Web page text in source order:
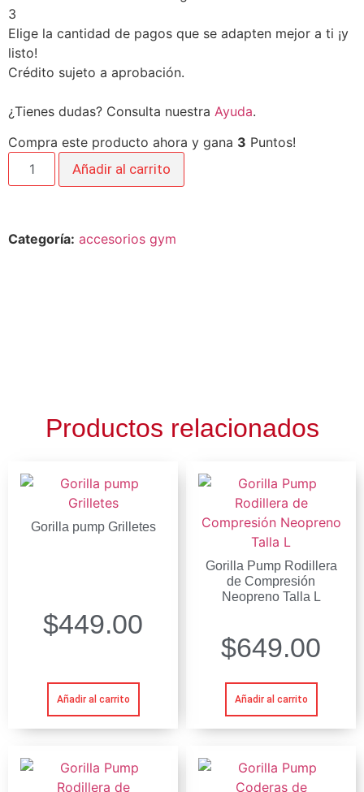
3
Elige la cantidad de pagos que se adapten mejor a ti ¡y
listo!
Crédito sujeto a aprobación.
¿Tienes dudas? Consulta nuestra Ayuda.
Compra este producto ahora y gana 3 Puntos!
Añadir al carrito
Categoría: accesorios gym
Productos relacionados
Gorilla pump Grilletes
$449.00
Añadir al carrito
Gorilla Pump Rodillera
de Compresión
Neopreno Talla L
$649.00
Añadir al carrito